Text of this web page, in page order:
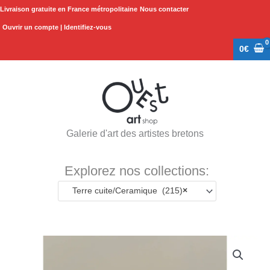
Aller
Livraison gratuite en France métropolitaine Nous contacter
Ouvrir un compte | Identifiez-vous
0€
Galerie d'art des artistes bretons
Explorez nos collections:
×
Terre cuite/Ceramique (215)